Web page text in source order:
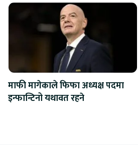
माफी मागेकाले फिफा अध्यक्ष पदमा
इन्फान्टिनो यथावत रहने